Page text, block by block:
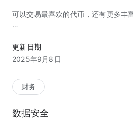
可以交易最喜欢的代币，还有更多丰
币(ETH)。
使用价格提醒功能追踪市场，用高级
设置定投订单(DCA)，每小时、每天
每笔加密货币交易均享一流的流动性。
几分钟内购买加密货币以及为钱包充
跟单交易达人，一键复制其交易策略。
更新日期
2025年9月8日
财务
数据安全